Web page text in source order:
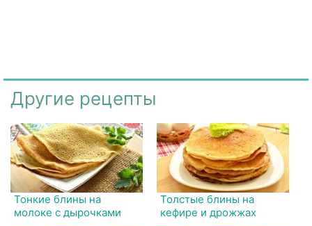
Другие рецепты
Тонкие блины на
молоке с дырочками
Толстые блины на
кефире и дрожжах